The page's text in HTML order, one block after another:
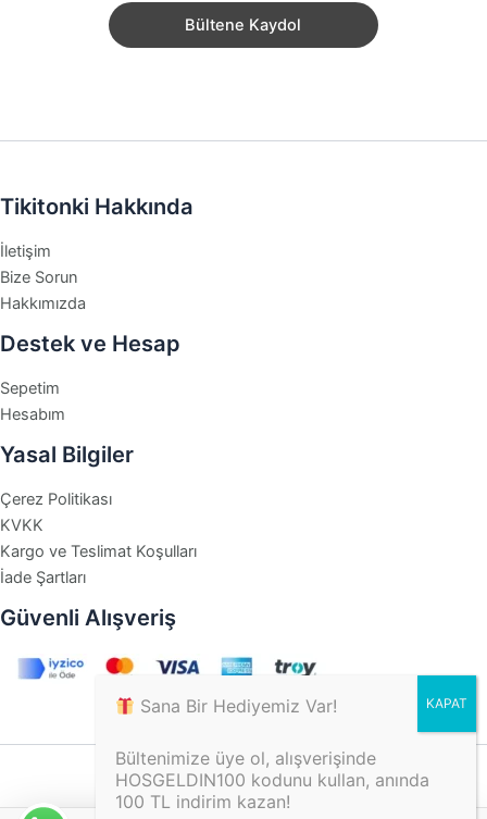
Tikitonki Hakkında
İletişim
Bize Sorun
Hakkımızda
Destek ve Hesap
Sepetim
Hesabım
Yasal Bilgiler
Çerez Politikası
KVKK
Kargo ve Teslimat Koşulları
İade Şartları
Güvenli Alışveriş
Sana Bir Hediyemiz Var!
Bültenimize üye ol, alışverişinde
HOSGELDIN100 kodunu kullan, anında
100 TL indirim kazan!